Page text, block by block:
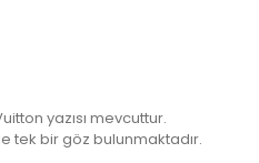
yazısı mevcuttur.
tek bir göz bulunmaktadır.